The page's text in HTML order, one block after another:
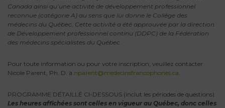
Canada ainsi qu’une activité de développement professionnel
reconnue (catégorie A) au sens que lui donne le Collège des
médecins du Québec. Cette activité a été approuvée par la direction
de Développement professionnel continu (DDPC) de la Fédération
des médecins spécialistes du Québec.
Pour toute information ou pour votre inscription, veuillez contacter
Nicole Parent, Ph. D. à nparent@medecinsfrancophones.ca.
PROGRAMME DÉTAILLÉ CI-DESSOUS (inclut les périodes de questions)
Les heures affichées sont celles en vigueur au Québec, donc celles